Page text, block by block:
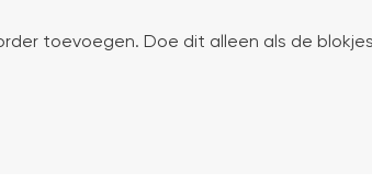
toevoegen. Doe dit alleen als de